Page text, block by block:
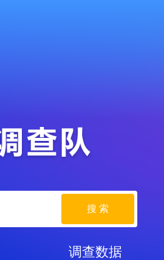
搜 索
调查数据